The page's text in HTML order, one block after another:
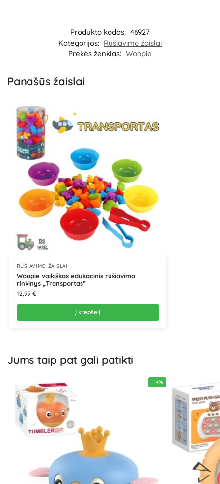
Produkto kodas: 46927
Kategorijos: Rūšiavimo žaislai
Prekės ženklas: Woopie
Panašūs žaislai
RŪŠIAVIMO ŽAISLAI
Woopie vaikiškas edukacinis rūšiavimo
rinkinys „Transportas”
12,99 €
Į krepšelį
Jums taip pat gali patikti
-14%